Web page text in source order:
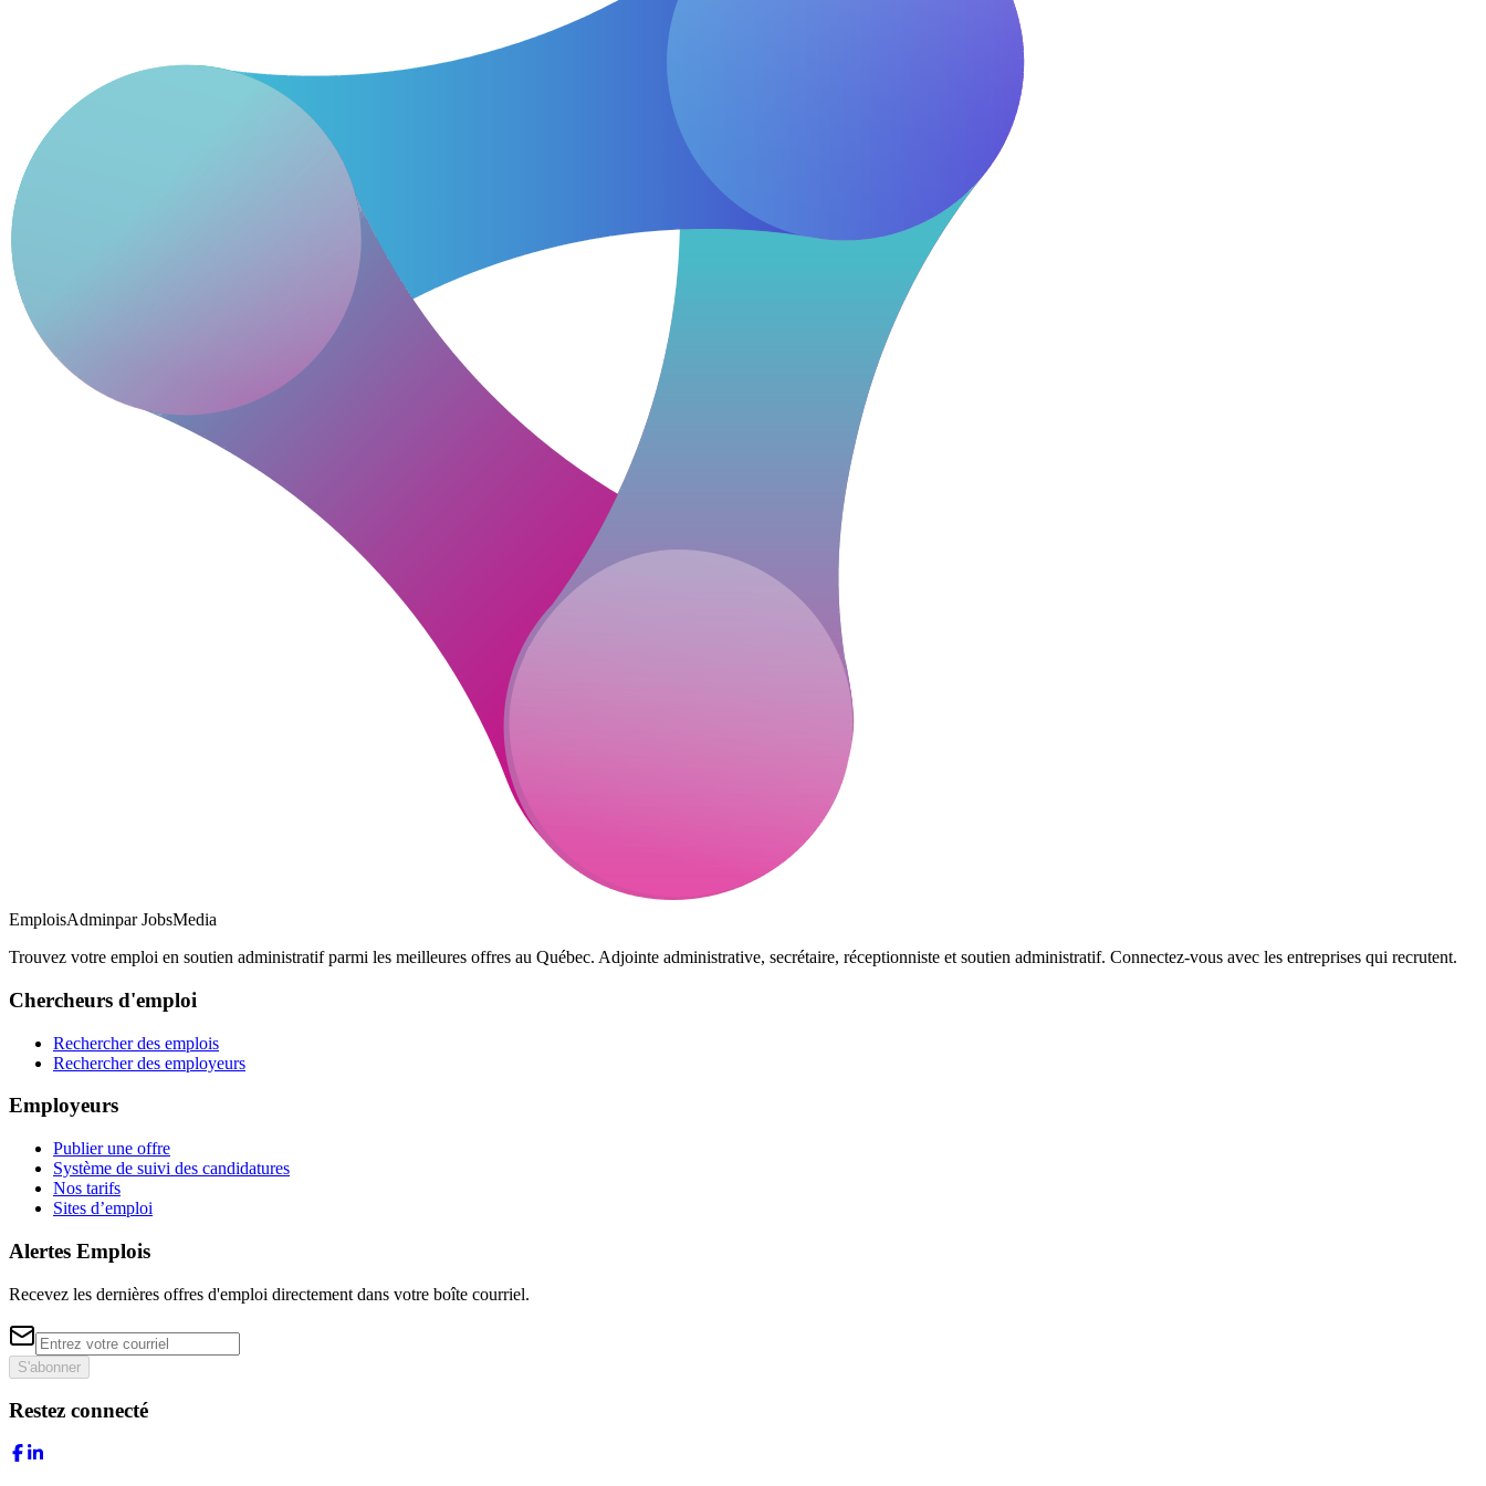
EmploisAdminpar JobsMedia
Trouvez votre emploi en soutien administratif parmi les meilleures offres au Québec. Adjointe administrative, secrétaire, réceptionniste et soutien administratif. Connectez-vous avec les entreprises qui recrutent.
Chercheurs d'emploi
Rechercher des emplois
Rechercher des employeurs
Employeurs
Publier une offre
Système de suivi des candidatures
Nos tarifs
Sites d’emploi
Alertes Emplois
Recevez les dernières offres d'emploi directement dans votre boîte courriel.
S'abonner
Restez connecté